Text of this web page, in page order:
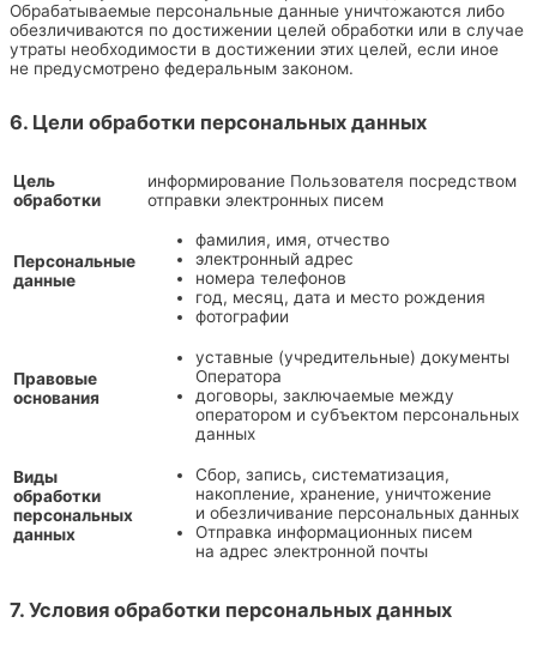
Обрабатываемые персональные данные уничтожаются либо
обезличиваются по достижении целей обработки или в случае
утраты необходимости в достижении этих целей, если иное
не предусмотрено федеральным законом.
6. Цели обработки персональных данных
Цель
обработки
информирование Пользователя посредством
отправки электронных писем
Персональные
данные
фамилия, имя, отчество
электронный адрес
номера телефонов
год, месяц, дата и место рождения
фотографии
Правовые
основания
уставные (учредительные) документы
Оператора
договоры, заключаемые между
оператором и субъектом персональных
данных
Виды
обработки
персональных
данных
Сбор, запись, систематизация,
накопление, хранение, уничтожение
и обезличивание персональных данных
Отправка информационных писем
на адрес электронной почты
7. Условия обработки персональных данных